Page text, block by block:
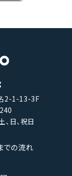
2-1-13-3F
日、祝日
での流れ